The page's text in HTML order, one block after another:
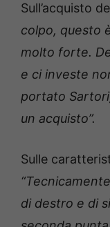
Sull’acquisto
colpo, questo
molto forte.
e ci investe
portato
un acquisto”.
Sulle
di destro e di